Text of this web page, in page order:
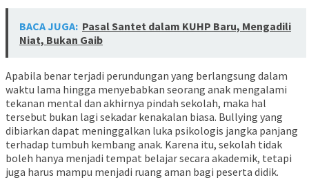
BACA JUGA: Pasal Santet dalam KUHP Baru, Mengadili
Niat, Bukan Gaib
Apabila benar terjadi perundungan yang berlangsung dalam
waktu lama hingga menyebabkan seorang anak mengalami
tekanan mental dan akhirnya pindah sekolah, maka hal
tersebut bukan lagi sekadar kenakalan biasa. Bullying yang
dibiarkan dapat meninggalkan luka psikologis jangka panjang
terhadap tumbuh kembang anak. Karena itu, sekolah tidak
boleh hanya menjadi tempat belajar secara akademik, tetapi
juga harus mampu menjadi ruang aman bagi peserta didik.